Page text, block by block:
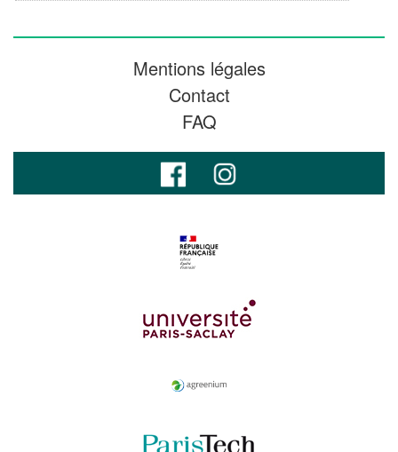
Mentions légales
Contact
FAQ